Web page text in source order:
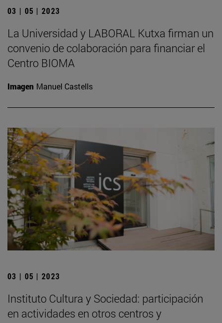
03 | 05 | 2023
La Universidad y LABORAL Kutxa firman un
convenio de colaboración para financiar el
Centro BIOMA
Imagen Manuel Castells
03 | 05 | 2023
Instituto Cultura y Sociedad: participación
en actividades en otros centros y